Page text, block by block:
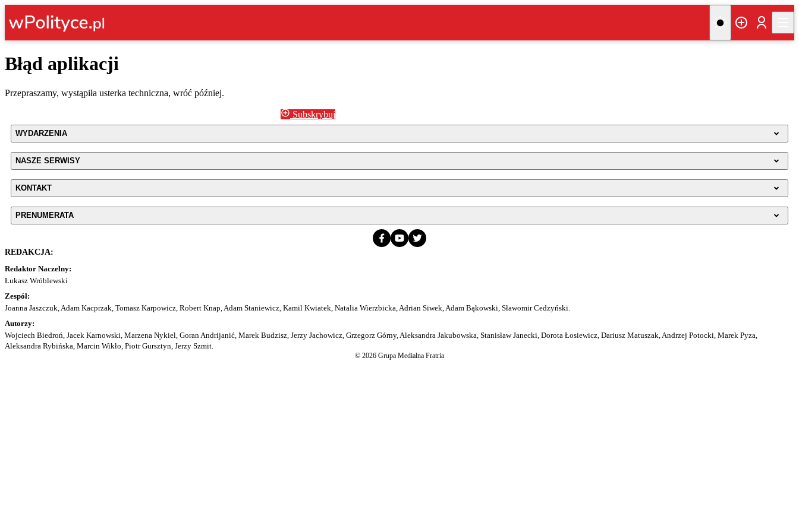
Błąd aplikacji
Przepraszamy, wystąpiła usterka techniczna, wróć później.
Subskrybuj
WYDARZENIA
NASZE SERWISY
KONTAKT
PRENUMERATA
REDAKCJA:
Redaktor Naczelny:
Łukasz Wróblewski
Zespół:
Joanna Jaszczuk, Adam Kacprzak, Tomasz Karpowicz, Robert Knap, Adam Staniewicz, Kamil Kwiatek, Natalia Wierzbicka, Adrian Siwek, Adam Bąkowski, Sławomir Cedzyński.
Autorzy:
Wojciech Biedroń, Jacek Karnowski, Marzena Nykiel, Goran Andrijanić, Marek Budzisz, Jerzy Jachowicz, Grzegorz Górny, Aleksandra Jakubowska, Stanisław Janecki, Dorota Łosiewicz, Dariusz Matuszak, Andrzej Potocki, Marek Pyza,
Aleksandra Rybińska, Marcin Wikło, Piotr Gursztyn, Jerzy Szmit.
© 2026 Grupa Medialna Fratria